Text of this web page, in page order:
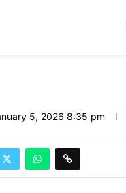
5, 2026 8:35 pm